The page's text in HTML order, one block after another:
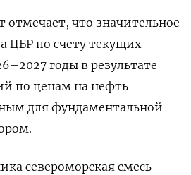
отмечает, что значительное
ЦБР по счету текущих
годы ‌в результате
по ценам на нефть
для фундаментальной
североморская смесь